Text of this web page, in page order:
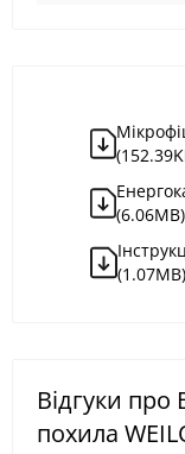
(6.06MB)
(1.07MB)
Відгуки
похила